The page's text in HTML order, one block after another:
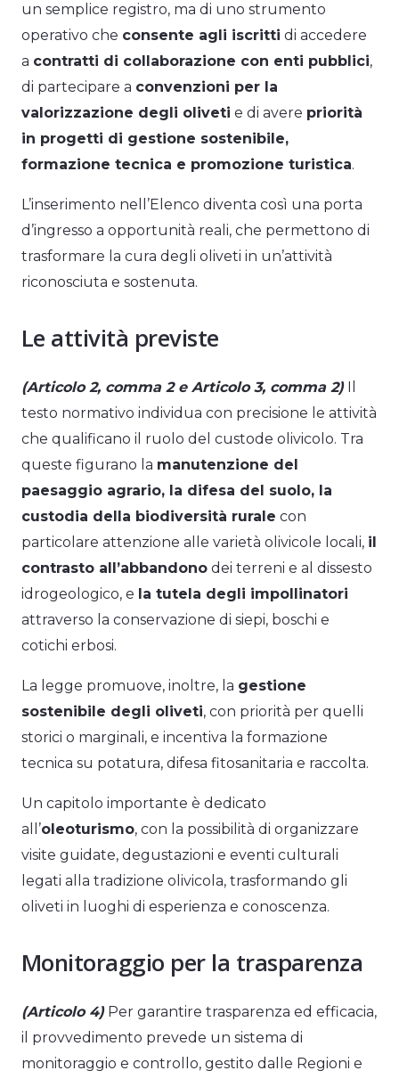
un semplice registro, ma di uno strumento
operativo che consente agli iscritti di accedere
a contratti di collaborazione con enti pubblici,
di partecipare a convenzioni per la
valorizzazione degli oliveti e di avere priorità
in progetti di gestione sostenibile,
formazione tecnica e promozione turistica.
L’inserimento nell’Elenco diventa così una porta
d’ingresso a opportunità reali, che permettono di
trasformare la cura degli oliveti in un’attività
riconosciuta e sostenuta.
Le attività previste
(Articolo 2, comma 2 e Articolo 3, comma 2) Il
testo normativo individua con precisione le attività
che qualificano il ruolo del custode olivicolo. Tra
queste figurano la manutenzione del
paesaggio agrario, la difesa del suolo, la
custodia della biodiversità rurale con
particolare attenzione alle varietà olivicole locali, il
contrasto all’abbandono dei terreni e al dissesto
idrogeologico, e la tutela degli impollinatori
attraverso la conservazione di siepi, boschi e
cotichi erbosi.
La legge promuove, inoltre, la gestione
sostenibile degli oliveti, con priorità per quelli
storici o marginali, e incentiva la formazione
tecnica su potatura, difesa fitosanitaria e raccolta.
Un capitolo importante è dedicato
all’oleoturismo, con la possibilità di organizzare
visite guidate, degustazioni e eventi culturali
legati alla tradizione olivicola, trasformando gli
oliveti in luoghi di esperienza e conoscenza.
Monitoraggio per la trasparenza
(Articolo 4) Per garantire trasparenza ed efficacia,
il provvedimento prevede un sistema di
monitoraggio e controllo, gestito dalle Regioni e